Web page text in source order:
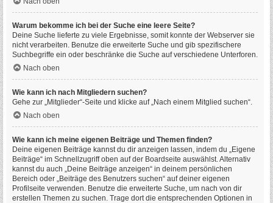
Warum bekomme ich bei der Suche eine leere Seite?
Deine Suche lieferte zu viele Ergebnisse, somit konnte der Webserver sie
nicht verarbeiten. Benutze die erweiterte Suche und gib spezifischere
Suchbegriffe ein oder beschränke die Suche auf verschiedene Unterforen.
Nach oben
Wie kann ich nach Mitgliedern suchen?
Gehe zur „Mitglieder“-Seite und klicke auf „Nach einem Mitglied suchen“.
Nach oben
Wie kann ich meine eigenen Beiträge und Themen finden?
Deine eigenen Beiträge kannst du dir anzeigen lassen, indem du „Eigene
Beiträge“ im Schnellzugriff oben auf der Boardseite auswählst. Alternativ
kannst du auch „Deine Beiträge anzeigen“ in deinem persönlichen
Bereich oder „Beiträge des Benutzers suchen“ auf deiner eigenen
Profilseite verwenden. Benutze die erweiterte Suche, um nach von dir
erstellen Themen zu suchen. Trage dort die entsprechenden Optionen in